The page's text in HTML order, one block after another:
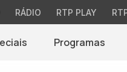
RÁDIO RTP PLAY
Programas